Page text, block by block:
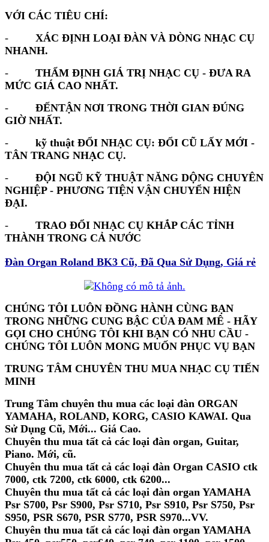
Đàn Organ Roland BK3 Đã Qua Sử Dụng, giá rẻ
Chuyên thu mua tất cả các loại đàn organ
Chuyên thu mua tất cả các loại đàn Organ Korg
pa3x, KORG PA50SD, KORG PA 600, PA900…
Chuyên thu mua tất cả các loại đàn organ
Roland bk3, Roland bk5, Roland bk9, Roland
EA7…VV
Chuyên thu mua tất cả các loại đàn piano cơ,
Chuyên thu mua tất cả các loại đàn guitar
thùng, điện..VV
DỤNG GIÁ RẺ NHẤT THỊ TRƯỜNG TP HCM
trình như đám cưới, đám hỏi, sinh nhật, tất niên
cuối năm, phòng trà ....v.v..tại TP.HCM
ORGAN ROLAND BK3 CŨ, ĐÃ QUA SỬ
DỤNG GIÁ RẺ NHẤT THỊ TRƯỜNG TP HCM
ORGAN ROLAND BK3 CŨ, ĐÃ QUA SỬ DỤNG GIÁ RẺ NHẤT THỊ TRƯỜNG TP
HCM, ORGAN ROLAND BK3 CŨ, ĐÃ QUA SỬ DỤNG GIÁ RẺ NHẤT THỊ TRƯỜNG TP
HCM, ORGAN ROLAND BK3 CŨ, ĐÃ QUA SỬ DỤNG GIÁ RẺ NHẤT THỊ TRƯỜNG TP
HCM, ORGAN ROLAND BK3 CŨ, ĐÃ QUA SỬ DỤNG GIÁ RẺ NHẤT THỊ TRƯỜNG TP
HCM, ORGAN ROLAND BK3 CŨ, ĐÃ QUA SỬ DỤNG GIÁ RẺ NHẤT THỊ TRƯỜNG TP
HCM, ORGAN ROLAND BK3 CŨ, ĐÃ QUA SỬ DỤNG GIÁ RẺ NHẤT THỊ TRƯỜNG TP
HCM, ORGAN ROLAND BK3 CŨ, ĐÃ QUA SỬ DỤNG GIÁ RẺ NHẤT THỊ TRƯỜNG TP
HCM, ORGAN ROLAND BK3 CŨ, ĐÃ QUA SỬ DỤNG GIÁ RẺ NHẤT THỊ TRƯỜNG TP
HCM, ORGAN ROLAND BK3 CŨ, ĐÃ QUA SỬ DỤNG GIÁ RẺ NHẤT THỊ TRƯỜNG TP
HCM, ORGAN ROLAND BK3 CŨ, ĐÃ QUA SỬ DỤNG GIÁ RẺ NHẤT THỊ TRƯỜNG TP
HCM, ORGAN ROLAND BK3 CŨ, ĐÃ QUA SỬ DỤNG GIÁ RẺ NHẤT THỊ TRƯỜNG TP
HCM, ORGAN ROLAND BK3 CŨ, ĐÃ QUA SỬ DỤNG GIÁ RẺ NHẤT THỊ TRƯỜNG TP
HCM, ORGAN ROLAND BK3 CŨ, ĐÃ QUA SỬ DỤNG GIÁ RẺ NHẤT THỊ TRƯỜNG TP
HCM, ORGAN ROLAND BK3 CŨ, ĐÃ QUA SỬ DỤNG GIÁ RẺ NHẤT THỊ TRƯỜNG TP
HCM, ORGAN ROLAND BK3 CŨ, ĐÃ QUA SỬ DỤNG GIÁ RẺ NHẤT THỊ TRƯỜNG TP
VỚI CÁC TIÊU CHÍ:
- XÁC ĐỊNH LOẠI ĐÀN VÀ DÒNG NHẠC CỤ
NHANH.
- THẨM ĐỊNH GIÁ TRỊ NHẠC CỤ - ĐƯA RA
MỨC GIÁ CAO NHẤT.
- ĐẾNTẬN NƠI TRONG THỜI GIAN ĐÚNG
GIỜ NHẤT.
- kỹ thuật ĐỔI NHẠC CỤ: ĐỔI CŨ LẤY MỚI -
TÂN TRANG NHẠC CỤ.
- ĐỘI NGŨ KỸ THUẬT NĂNG DỘNG CHUYÊN
NGHIỆP - PHƯƠNG TIỆN VẬN CHUYỂN HIỆN
ĐẠI.
- TRAO ĐỔI NHẠC CỤ KHẮP CÁC TỈNH
THÀNH TRONG CẢ NƯỚC
Đàn Organ Roland BK3 Cũ, Đã Qua Sử Dụng, Giá rẻ
CHÚNG TÔI LUÔN ĐỒNG HÀNH CÙNG BẠN
TRONG NHỮNG CUNG BẬC CỦA ĐAM MÊ - HÃY
GỌI CHO CHÚNG TÔI KHI BẠN CÓ NHU CẦU -
CHÚNG TÔI LUÔN MONG MUỐN PHỤC VỤ BẠN
TRUNG TÂM CHUYÊN THU MUA NHẠC CỤ TIẾN
MINH
Trung Tâm chuyên thu mua các loại đàn ORGAN
YAMAHA, ROLAND, KORG, CASIO KAWAI. Qua
Sử Dụng Cũ, Mới... Giá Cao.
Chuyên thu mua tất cả các loại đàn organ, Guitar,
Piano. Mới, cũ.
Chuyên thu mua tất cả các loại đàn Organ CASIO ctk
7000, ctk 7200, ctk 6000, ctk 6200...
Chuyên thu mua tất cả các loại đàn organ YAMAHA
Psr S700, Psr S900, Psr S710, Psr S910, Psr S750, Psr
S950, PSR S670, PSR S770, PSR S970...VV.
Chuyên thu mua tất cả các loại đàn organ YAMAHA